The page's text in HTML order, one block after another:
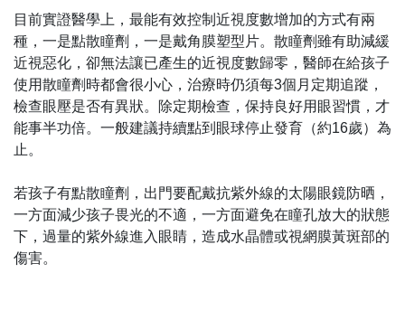
目前實證醫學上，最能有效控制近視度數增加的方式有兩
種，一是點散瞳劑，一是戴角膜塑型片。散瞳劑雖有助減緩
近視惡化，卻無法讓已產生的近視度數歸零，醫師在給孩子
使用散瞳劑時都會很小心，治療時仍須每3個月定期追蹤，
檢查眼壓是否有異狀。除定期檢查，保持良好用眼習慣，才
能事半功倍。一般建議持續點到眼球停止發育（約16歲）為
止。
若孩子有點散瞳劑，出門要配戴抗紫外線的太陽眼鏡防晒，
一方面減少孩子畏光的不適，一方面避免在瞳孔放大的狀態
下，過量的紫外線進入眼睛，造成水晶體或視網膜黃斑部的
傷害。